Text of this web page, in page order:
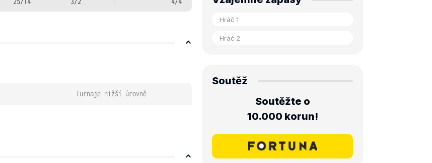
Turnaje nižší úrovně
Soutěž
Soutěžte o
10.000 korun!